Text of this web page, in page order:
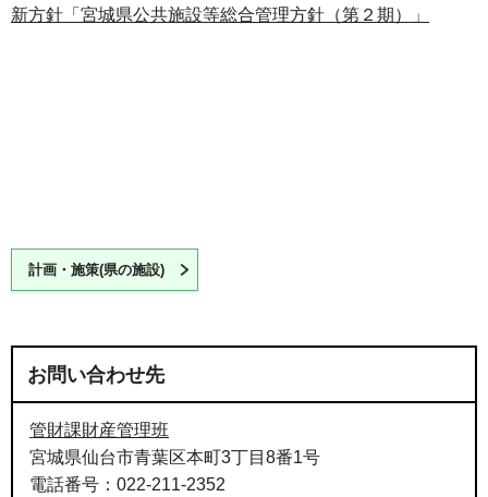
新方針「宮城県公共施設等総合管理方針（第２期）」
計画・施策(県の施設)
お問い合わせ先
管財課財産管理班
宮城県仙台市青葉区本町3丁目8番1号
電話番号：022-211-2352